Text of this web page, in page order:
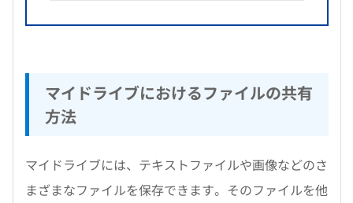
マイドライブにおけるファイルの共有
方法
マイドライブには、テキストファイルや画像などのさ
まざまなファイルを保存できます。そのファイルを他